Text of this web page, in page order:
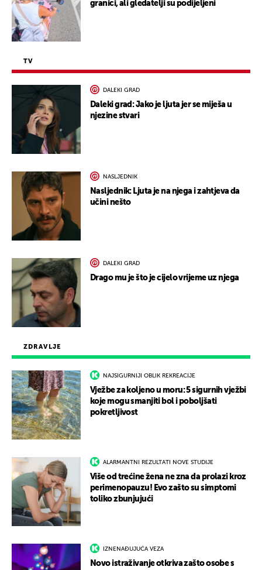
ZDRAVLJE
NAJSIGURNIJI OBLIK REKREACIJE
Vježbe za koljeno u moru: 5 sigurnih vježbi
koje mogu smanjiti bol i poboljšati
pokretljivost
ALARMANTNI REZULTATI NOVE STUDIJE
Više od trećine žena ne zna da prolazi kroz
perimenopauzu! Evo zašto su simptomi
toliko zbunjujući
IZNENAĐUJUĆA VEZA
Novo istraživanje otkriva zašto osobe s
granici, ali gledatelji su podijeljeni
TV
DALEKI GRAD
Daleki grad: Jako je ljuta jer se miješa u
njezine stvari
NASLJEDNIK
Nasljednik: Ljuta je na njega i zahtjeva da
učini nešto
DALEKI GRAD
Drago mu je što je cijelo vrijeme uz njega